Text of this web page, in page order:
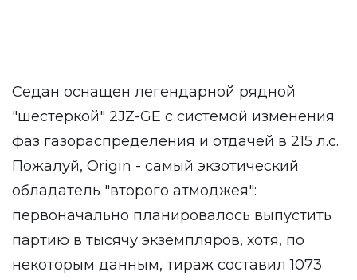
Седан оснащен легендарной рядной
"шестеркой" 2JZ-GE с системой изменения
фаз газораспределения и отдачей в 215 л.с.
Пожалуй, Origin - самый экзотический
обладатель "второго атмоджея":
первоначально планировалось выпустить
партию в тысячу экземпляров, хотя, по
некоторым данным, тираж составил 1073